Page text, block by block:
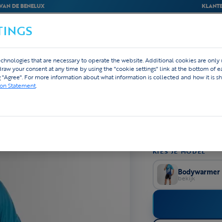
DE BENELUX
BEDRIJVEN
REGENJAS LANGE
Custom
Lichtgewicht,
plotse
Volledig
KIES JE MODEL
Bodywarmer
bekijk
that are necessary to operate the website. Additional cookies are only
your consent at any time by using the "cookie settings" link at the bottom of
For more information about what information is collected and how it is
Statement.